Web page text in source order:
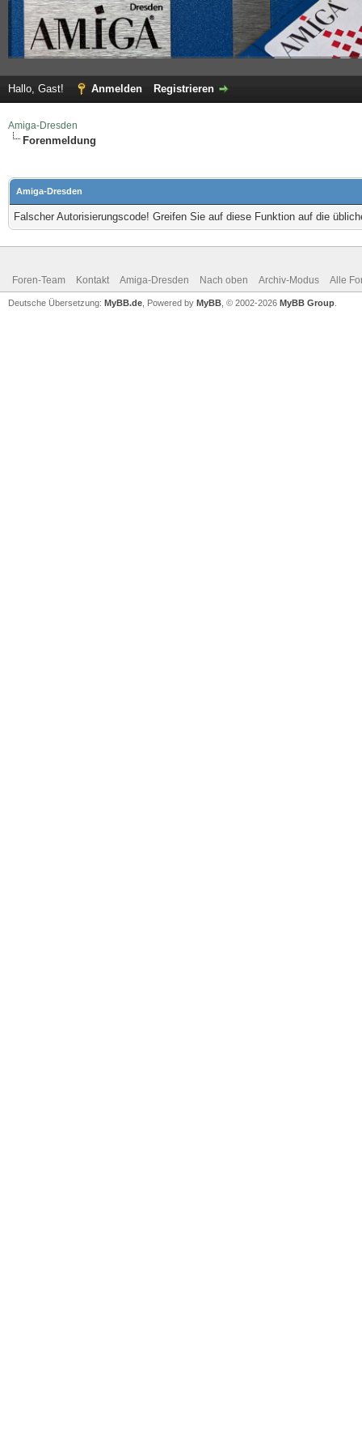
Hallo, Gast! Anmelden Registrieren
Amiga-Dresden
Forenmeldung
Amiga-Dresden
Falscher Autorisierungscode! Greifen Sie auf diese Funktion auf die
Foren-Team Kontakt Amiga-Dresden Nach oben Archiv-Modus Alle
Deutsche Übersetzung: MyBB.de , Powered by MyBB , © 2002-2026 MyBB Group